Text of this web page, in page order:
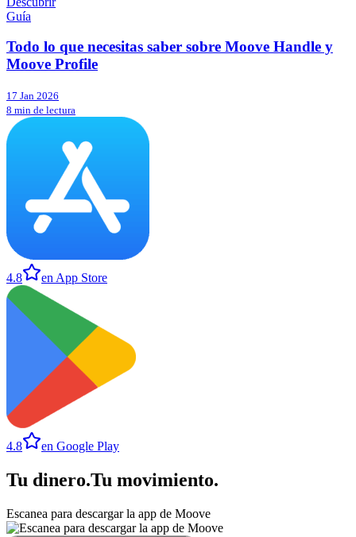
Guía
Todo lo que necesitas saber sobre Moove Handle y
Moove Profile
17 Jan 2026
8 min de lectura
4.8 en App Store
4.8 en Google Play
Tu dinero.Tu movimiento.
Escanea para descargar la app de Moove